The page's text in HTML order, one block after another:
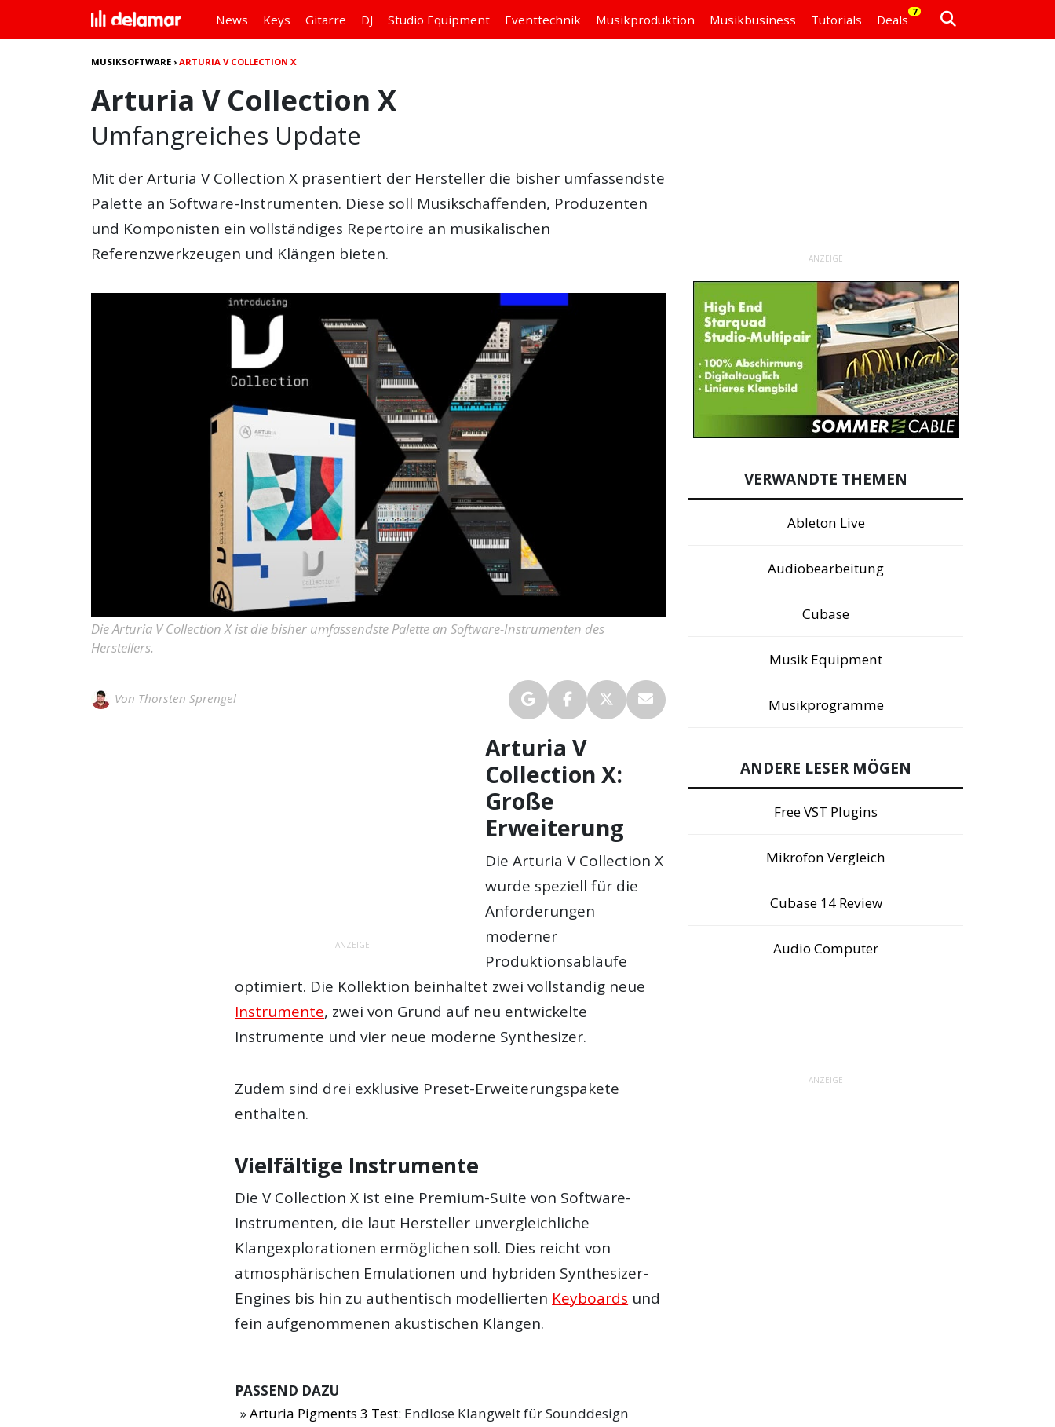
News Keys Gitarre DJ Studio Equipment Eventtechnik Musikproduktion Musikbusiness Tutorials Deals
7
MUSIKSOFTWARE ›ARTURIA V COLLECTION X
Arturia V Collection X
Umfangreiches Update
Mit derArturia V Collection X präsentiert der Hersteller die bisher umfassendste
Palette an Software-Instrumenten. Diese soll Musikschaffenden, Produzenten
und Komponisten ein vollständiges Repertoire an musikalischen
Referenzwerkzeugen und Klängen bieten.
Die Arturia V Collection X ist die bisher umfassendste Palette an Software-Instrumenten des
Herstellers.
Von Thorsten Sprengel
ANZEIGE
Arturia V
Collection X:
Große
Erweiterung
Die Arturia V Collection X
wurde speziell für die
Anforderungen
moderner
Produktionsabläufe
optimiert. Die Kollektion beinhaltet zwei vollständig neue
Instrumente, zwei von Grund auf neu entwickelte
Instrumente und vier neue moderne Synthesizer.
Zudem sind drei exklusive Preset-Erweiterungspakete
enthalten.
Vielfältige Instrumente
Die V Collection X ist eine Premium-Suite von Software-
Instrumenten, die laut Hersteller unvergleichliche
Klangexplorationen ermöglichen soll. Dies reicht von
atmosphärischen Emulationen und hybriden Synthesizer-
Engines bis hin zu authentisch modellierten Keyboards und
fein aufgenommenen akustischen Klängen.
PASSEND DAZU
Arturia Pigments 3 Test: Endlose Klangwelt für Sounddesign
ANZEIGE
VERWANDTE THEMEN
Ableton Live
Audiobearbeitung
Cubase
Musik Equipment
Musikprogramme
ANDERE LESER MÖGEN
Free VST Plugins
Mikrofon Vergleich
Cubase 14 Review
Audio Computer
ANZEIGE